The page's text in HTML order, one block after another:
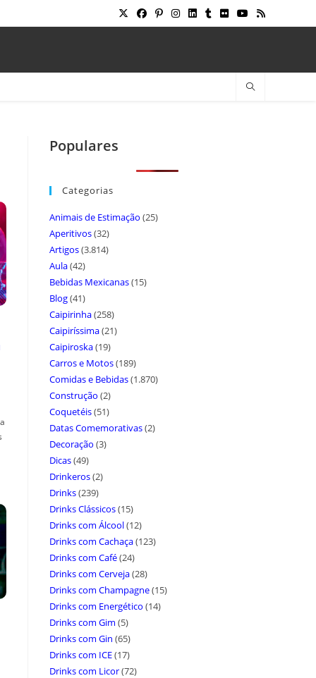
Populares
Categorias
Animais de Estimação (25)
Aperitivos(32)
Artigos(3.814)
Aula(42)
Bebidas Mexicanas(15)
Blog(41)
Caipirinha(258)
Caipiríssima(21)
Caipiroska(19)
Carros e Motos(189)
Comidas e Bebidas(1.870)
Construção (2)
Coquetéis(51)
Datas Comemorativas(2)
Decoração (3)
Dicas(49)
Drinkeros(2)
Drinks(239)
Drinks Clássicos(15)
Drinks com Álcool(12)
Drinks com Cachaça(123)
Drinks com Café(24)
Drinks com Cerveja(28)
Drinks com Champagne(15)
Drinks com Energético (14)
Drinks com Gim (5)
Drinks com Gin (65)
Drinks com ICE(17)
Drinks com Licor(72)